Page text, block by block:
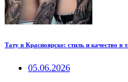
Тату в Красноярске: стиль и качество в
05.06.2026